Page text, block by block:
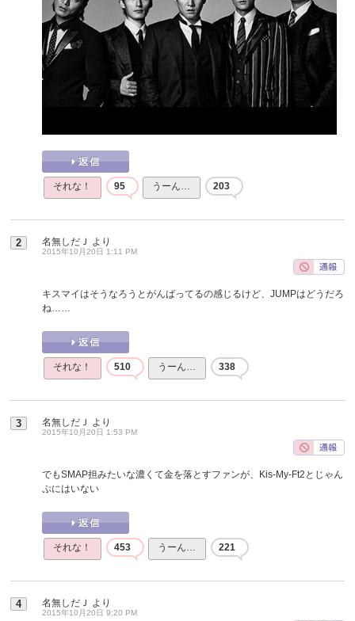
それな！ 95 うーん… 203
2 名無しだＪ より
2015年10月20日 1:11 PM
キスマイはそうなろうとがんばってるの感じるけど、JUMPはどうだろ
ね……
それな！ 510 うーん… 338
3 名無しだＪ より
2015年10月20日 1:53 PM
でもSMAP担みたいな濃くて金を落とすファンが、Kis-My-Ft2とじゃん
ぷにはいない
それな！ 453 うーん… 221
4 名無しだＪ より
2015年10月20日 9:20 PM